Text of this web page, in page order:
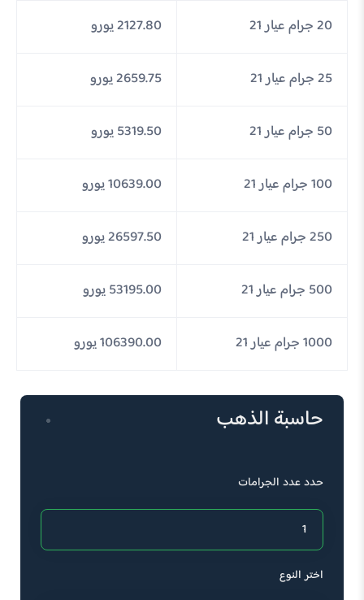
20 جرام عيار 21 2127.80 يورو
25 جرام عيار 21 2659.75 يورو
50 جرام عيار 21 5319.50 يورو
100 جرام عيار 21 10639.00 يورو
250 جرام عيار 21 26597.50 يورو
500 جرام عيار 21 53195.00 يورو
1000 جرام عيار 21 106390.00 يورو
حاسبة الذهب
حدد عدد الجرامات
اختر النوع